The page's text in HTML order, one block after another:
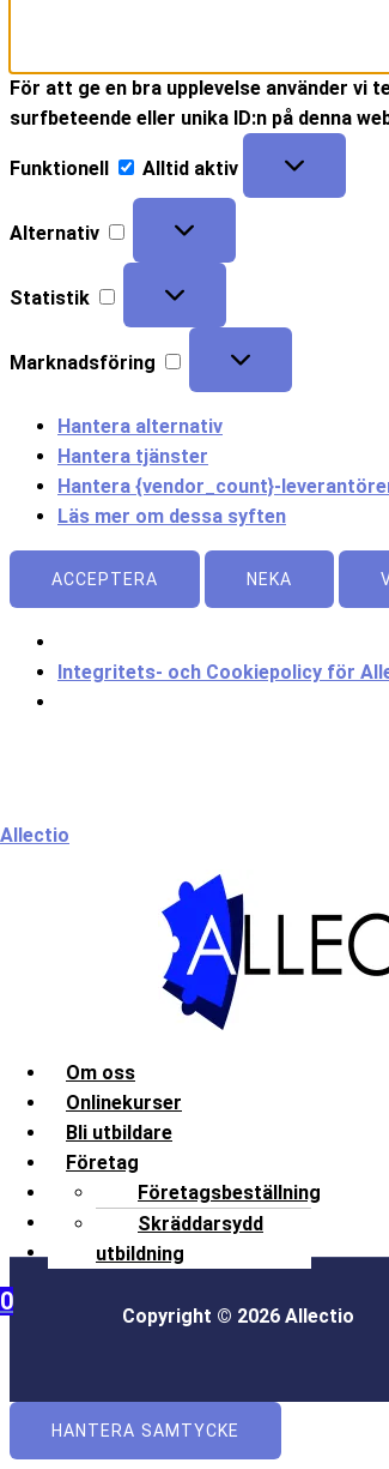
För att ge en bra upplevelse använder
surfbeteende eller unika ID:n på denna
Funktionell Alltid aktiv
Alternativ
Statistik
Marknadsföring
Hantera alternativ
Hantera tjänster
Hantera {vendor_count}-
Läs mer om dessa syften
ACCEPTERA NEKA
Integritets- och Cookiepolicy för
Allectio
Om oss
Onlinekurser
Bli utbildare
Företag
Företagsbeställning
Skräddarsydd
utbildning
Kontakt
Frågor och svar
Mitt konto
0
Copyright © 2026 Allectio
HANTERA SAMTYCKE